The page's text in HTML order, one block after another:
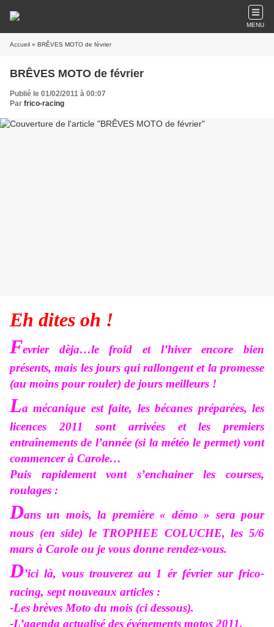
MENU
Accueil » BRÊVES MOTO de février
BRÊVES MOTO de février
Publié le 01/02/2011 à 00:07
Par frico-racing
Eh dites oh !
Fevrier dèja…le froid et l’hiver encore bien
présents, mais les jours qui rallongent et la promesse
(au moins pour rouler) de jours meilleurs !
La mécanique est faite, les bécanes préparées, les
licences 2011 sont arrivées et les premiers
entraînements de l’année (si la météo le permet) vont
commencer à Carole…
Puis rapidement vont s’enchainer les courses,
roulages :
Dans un mois, la première « démo » sera pour
nous (en side) le TROPHEE COLUCHE, les 5/6
mars à Carole ou je vous donne rendez-vous.
D’ici là, vous trouverez au 1 ér février sur frico-
racing, sept nouveaux articles :
-Les brèves Moto du mois (ci dessous).
-L’agenda actualisé des événements motos 2011.